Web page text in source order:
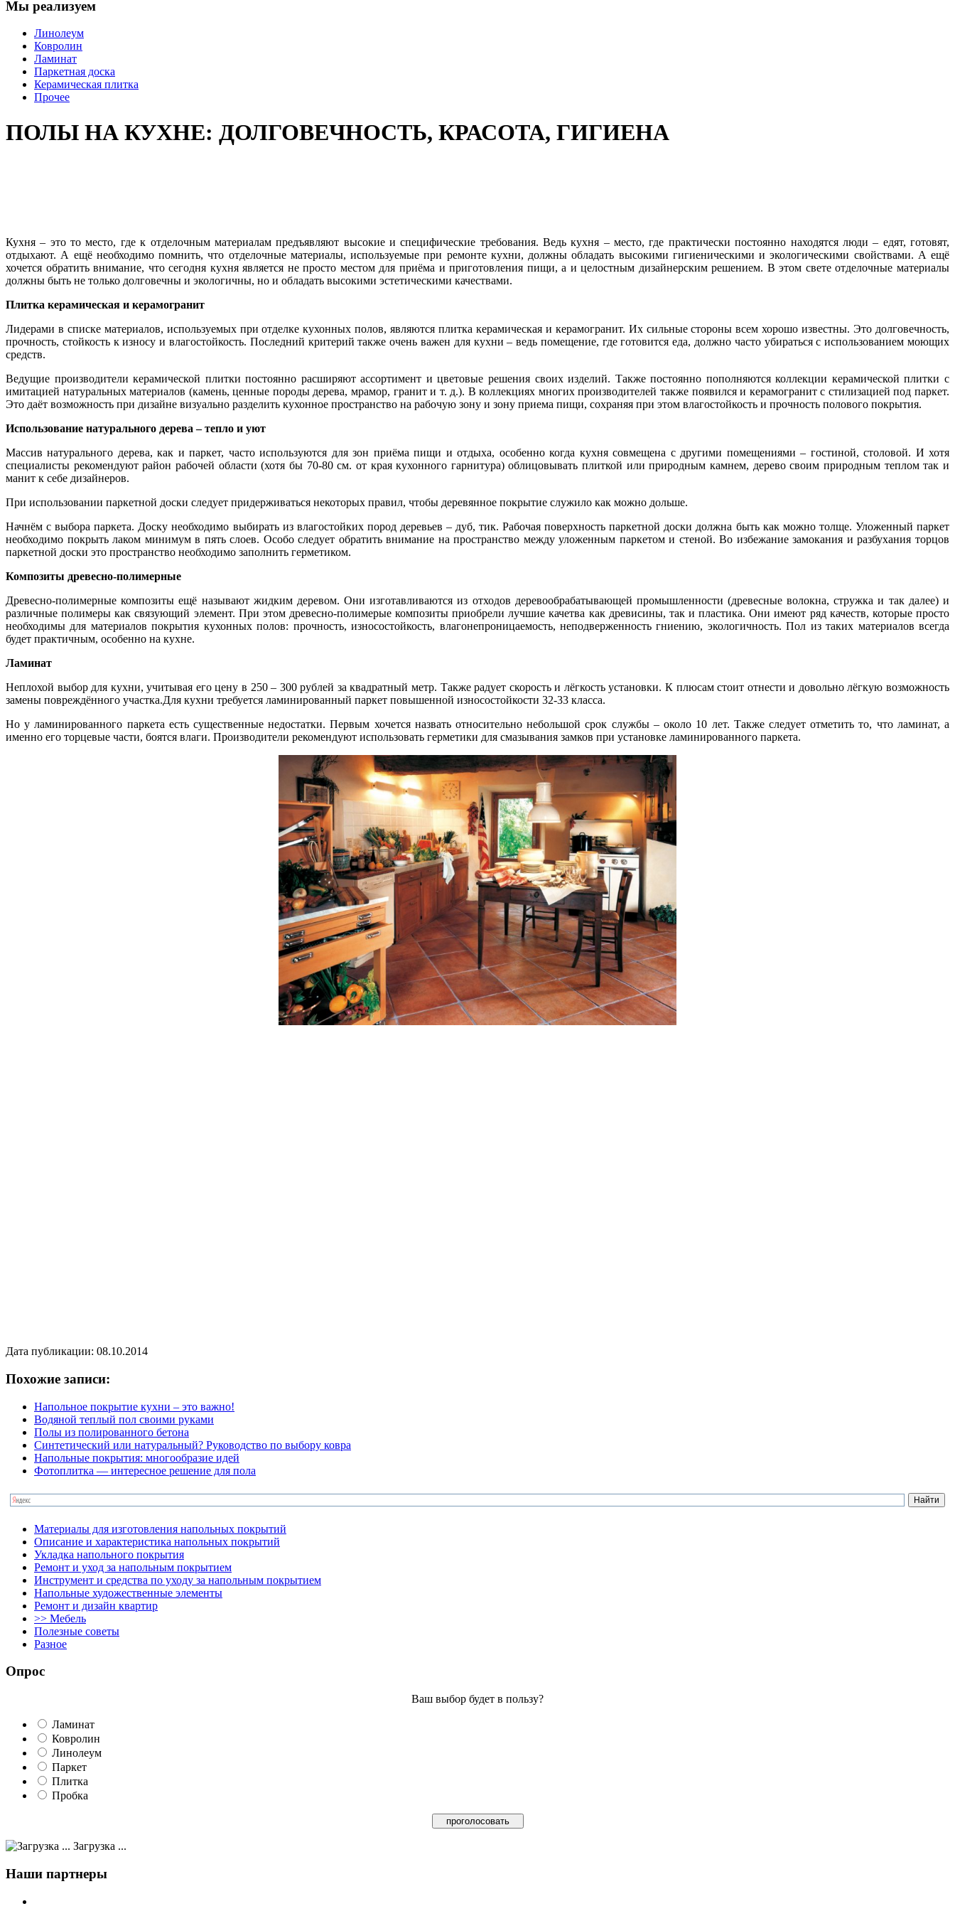
Мы реализуем
Линолеум
Ковролин
Ламинат
Паркетная доска
Керамическая плитка
Прочее
ПОЛЫ НА КУХНЕ: ДОЛГОВЕЧНОСТЬ, КРАСОТА, ГИГИЕНА
Кухня – это то место, где к отделочным материалам предъявляют высокие и специфические требования. Ведь кухня – место, где практически постоянно находятся люди – едят, готовят,
отдыхают. А ещё необходимо помнить, что отделочные материалы, используемые при ремонте кухни, должны обладать высокими гигиеническими и экологическими свойствами. А ещё
хочется обратить внимание, что сегодня кухня является не просто местом для приёма и приготовления пищи, а и целостным дизайнерским решением. В этом свете отделочные материалы
должны быть не только долговечны и экологичны, но и обладать высокими эстетическими качествами.
Плитка керамическая и керамогранит
Лидерами в списке материалов, используемых при отделке кухонных полов, являются плитка керамическая и керамогранит. Их сильные стороны всем хорошо известны. Это долговечность,
прочность, стойкость к износу и влагостойкость. Последний критерий также очень важен для кухни – ведь помещение, где готовится еда, должно часто убираться с использованием моющих
средств.
Ведущие производители керамической плитки постоянно расширяют ассортимент и цветовые решения своих изделий. Также постоянно пополняются коллекции керамической плитки с
имитацией натуральных материалов (камень, ценные породы дерева, мрамор, гранит и т. д.). В коллекциях многих производителей также появился и керамогранит с стилизацией под паркет.
Это даёт возможность при дизайне визуально разделить кухонное пространство на рабочую зону и зону приема пищи, сохраняя при этом влагостойкость и прочность полового покрытия.
Использование натурального дерева – тепло и уют
Массив натурального дерева, как и паркет, часто используются для зон приёма пищи и отдыха, особенно когда кухня совмещена с другими помещениями – гостиной, столовой. И хотя
специалисты рекомендуют район рабочей области (хотя бы 70-80 см. от края кухонного гарнитура) облицовывать плиткой или природным камнем, дерево своим природным теплом так и
манит к себе дизайнеров.
При использовании паркетной доски следует придерживаться некоторых правил, чтобы деревянное покрытие служило как можно дольше.
Начнём с выбора паркета. Доску необходимо выбирать из влагостойких пород деревьев – дуб, тик. Рабочая поверхность паркетной доски должна быть как можно толще. Уложенный паркет
необходимо покрыть лаком минимум в пять слоев. Особо следует обратить внимание на пространство между уложенным паркетом и стеной. Во избежание замокания и разбухания торцов
паркетной доски это пространство необходимо заполнить герметиком.
Композиты древесно-полимерные
Древесно-полимерные композиты ещё называют жидким деревом. Они изготавливаются из отходов деревообрабатывающей промышленности (древесные волокна, стружка и так далее) и
различные полимеры как связующий элемент. При этом древесно-полимерые композиты приобрели лучшие качетва как древисины, так и пластика. Они имеют ряд качеств, которые просто
необходимы для материалов покрытия кухонных полов: прочность, износостойкость, влагонепроницаемость, неподверженность гниению, экологичность. Пол из таких материалов всегда
будет практичным, особенно на кухне.
Ламинат
Неплохой выбор для кухни, учитывая его цену в 250 – 300 рублей за квадратный метр. Также радует скорость и лёгкость установки. К плюсам стоит отнести и довольно лёгкую возможность
замены повреждённого участка.Для кухни требуется ламинированный паркет повышенной износостойкости 32-33 класса.
Но у ламинированного паркета есть существенные недостатки. Первым хочется назвать относительно небольшой срок службы – около 10 лет. Также следует отметить то, что ламинат, а
именно его торцевые части, боятся влаги. Производители рекомендуют использовать герметики для смазывания замков при установке ламинированного паркета.
Дата публикации: 08.10.2014
Похожие записи:
Напольное покрытие кухни – это важно!
Водяной теплый пол своими руками
Полы из полированного бетона
Синтетический или натуральный? Руководство по выбору ковра
Напольные покрытия: многообразие идей
Фотоплитка — интересное решение для пола
Материалы для изготовления напольных покрытий
Описание и характеристика напольных покрытий
Укладка напольного покрытия
Ремонт и уход за напольным покрытием
Инструмент и средства по уходу за напольным покрытием
Напольные художественные элементы
Ремонт и дизайн квартир
>> Мебель
Полезные советы
Разное
Опрос
Ваш выбор будет в пользу?
Ламинат
Ковролин
Линолеум
Паркет
Плитка
Пробка
Загрузка ...
Наши партнеры